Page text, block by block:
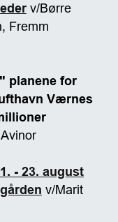
v/Børre
Fremm
planene for
Værnes
- 23. august
v/Marit